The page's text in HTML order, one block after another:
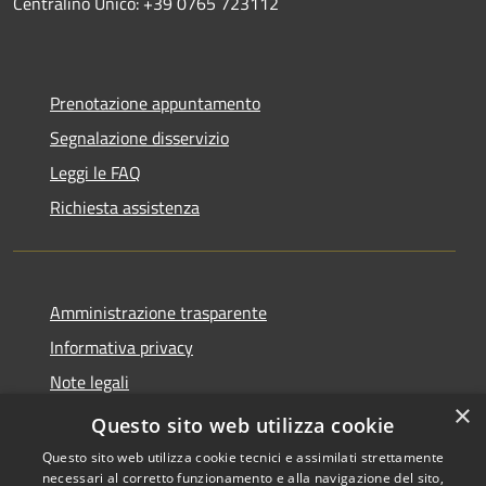
Prenotazione appuntamento
Segnalazione disservizio
Leggi le FAQ
Richiesta assistenza
Amministrazione trasparente
Informativa privacy
Note legali
Dichiarazione di accessibilità
×
Questo sito web utilizza cookie
Questo sito web utilizza cookie tecnici e assimilati strettamente
necessari al corretto funzionamento e alla navigazione del sito,